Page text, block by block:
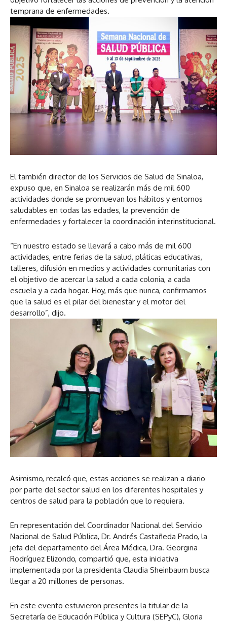
temprana de enfermedades.
El también director de los Servicios de Salud de Sinaloa,
expuso que, en Sinaloa se realizarán más de mil 600
actividades donde se promuevan los hábitos y entornos
saludables en todas las edades, la prevención de
enfermedades y fortalecer la coordinación interinstitucional.
“En nuestro estado se llevará a cabo más de mil 600
actividades, entre ferias de la salud, pláticas educativas,
talleres, difusión en medios y actividades comunitarias con
el objetivo de acercar la salud a cada colonia, a cada
escuela y a cada hogar. Hoy, más que nunca, confirmamos
que la salud es el pilar del bienestar y el motor del
desarrollo”, dijo.
Asimismo, recalcó que, estas acciones se realizan a diario
por parte del sector salud en los diferentes hospitales y
centros de salud para la población que lo requiera.
En representación del Coordinador Nacional del Servicio
Nacional de Salud Pública, Dr. Andrés Castañeda Prado, la
jefa del departamento del Área Médica, Dra. Georgina
Rodríguez Elizondo, compartió que, esta iniciativa
implementada por la presidenta Claudia Sheinbaum busca
llegar a 20 millones de personas.
En este evento estuvieron presentes la titular de la
Secretaría de Educación Pública y Cultura (SEPyC), Gloria